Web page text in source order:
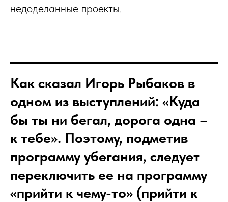
недоделанные проекты.
Как сказал Игорь Рыбаков в
одном из выступлений: «Куда
бы ты ни бегал, дорога одна –
к тебе». Поэтому, подметив
программу убегания, следует
переключить ее на программу
«прийти к чему-то» (прийти к